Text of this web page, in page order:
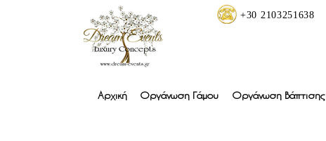
+30 2103251638
Αρχική Οργάνωση Γάμου Οργάνωση Βάπτισης